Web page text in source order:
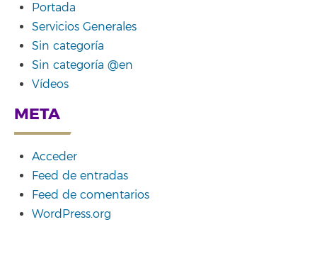
Portada
Servicios Generales
Sin categoría
Sin categoría @en
Vídeos
META
Acceder
Feed de entradas
Feed de comentarios
WordPress.org